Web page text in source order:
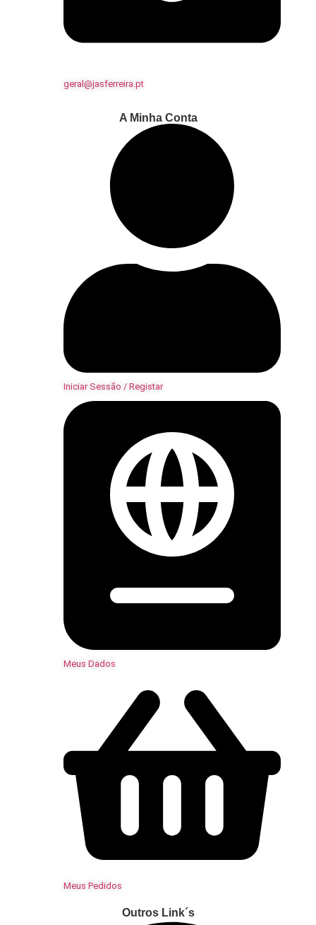
geral@jasferreira.pt
A Minha Conta
Iniciar Sessão / Registar
Meus Dados
Meus Pedidos
Outros Link´s